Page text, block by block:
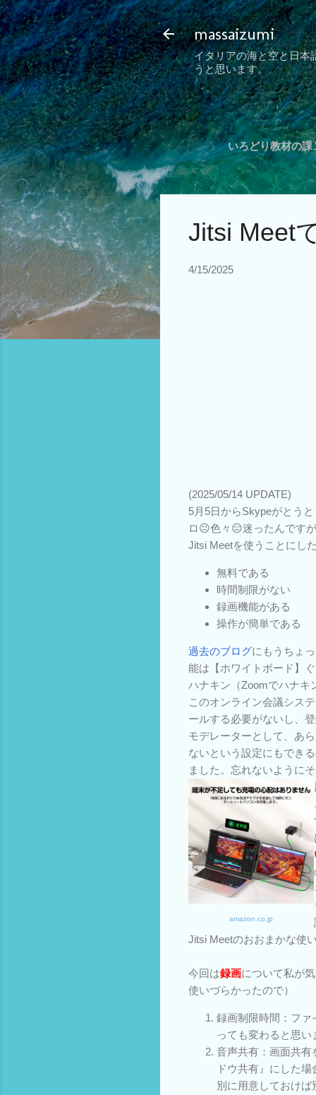
massaizumi
イタリアの海と空と日本
うと思います。
いろどり教材の課
Jitsi Meet
4/15/2025
(2025/05/14 UPDATE)
5月5日からSkypeがとう
ロ😐色々😑迷ったんです
Jitsi Meetを使うことにし
無料である
時間制限がない
録画機能がある
操作が簡単である
過去のブログにもうちょ
能は【ホワイトボード】
ハナキン（Zoomでハナキ
このオンライン会議シス
ールする必要がないし、
モデレーターとして、あ
ないという設定にもでき
ました。忘れないように
amazon.co.jp
Jitsi Meetのおおまかな使
今回は録画について私が
使いづらかったので）
録画制限時間：ファ
っても変わると思い
音声共有：画面共有
ドウ共有』にした
別に用意しておけ